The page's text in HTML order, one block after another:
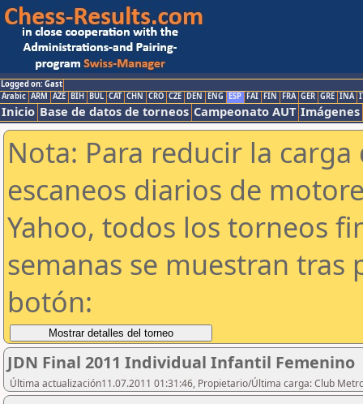
Logged on: Gast
Arabic ARM AZE BIH BUL CAT CHN CRO CZE DEN ENG ESP FAI FIN FRA GER GRE INA
Inicio Base de datos de torneos Campeonato AUT Imágenes
Nota: Para reducir la
escaneos diarios de
Yahoo, todos los torneos
semanas se muestran tras
botón:
JDN Final 2011 Individual Infantil Femenino
Última actualización11.07.2011 01:31:46, Propietario/Última carga: Club